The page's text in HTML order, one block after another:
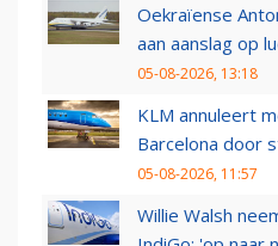
Oekraïense
aan aanslag op
05-08-2026, 13:18
KLM annuleert
Barcelona door
05-08-2026, 11:57
Willie Walsh